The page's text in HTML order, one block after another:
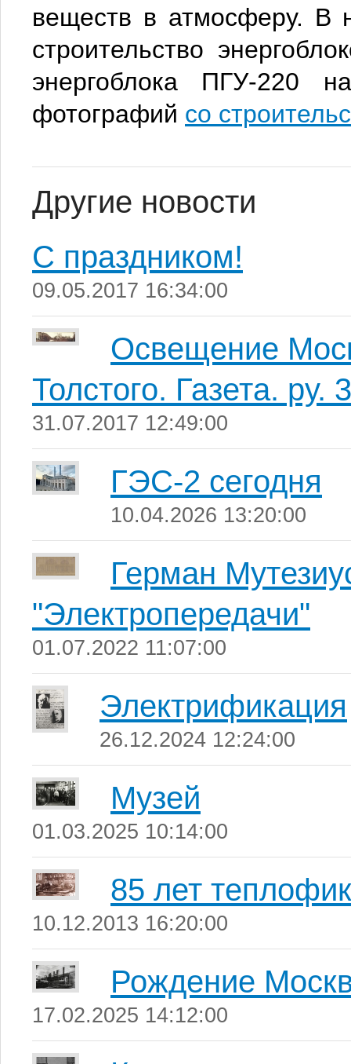
веществ в атмосферу. В
строительство
энергоблока ПГУ-220
фотографий со
Другие новости
С праздником!
09.05.2017 16:34:00
Освещение
Толстого. Газета. ру.
31.07.2017 12:49:00
ГЭС-2 сегодня
10.04.2026 13:20:00
Герман
"Электропередачи"
01.07.2022 11:07:00
Электрификация
26.12.2024 12:24:00
Музей
01.03.2025 10:14:00
85 лет
10.12.2013 16:20:00
Рождение
17.02.2025 14:12:00